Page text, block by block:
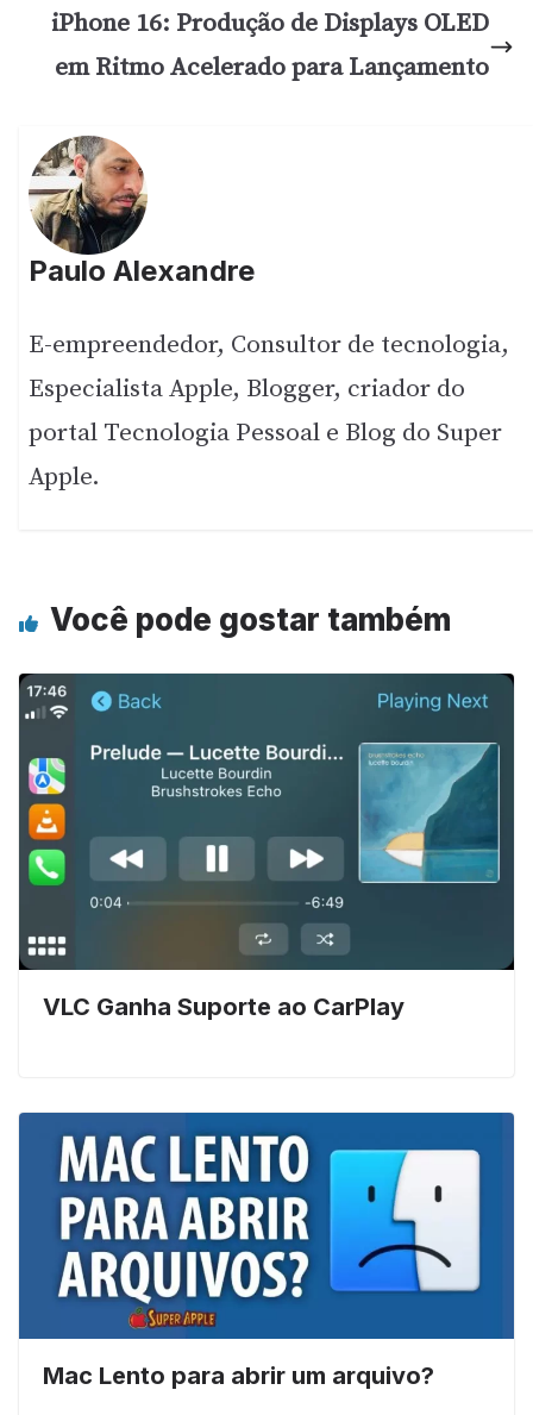
iPhone 16: Produção de Displays OLED
em Ritmo Acelerado para Lançamento
Paulo Alexandre
E-empreendedor, Consultor de tecnologia,
Especialista Apple, Blogger, criador do
portal Tecnologia Pessoal e Blog do Super
Apple.
Você pode gostar também
VLC Ganha Suporte ao CarPlay
Mac Lento para abrir um arquivo?